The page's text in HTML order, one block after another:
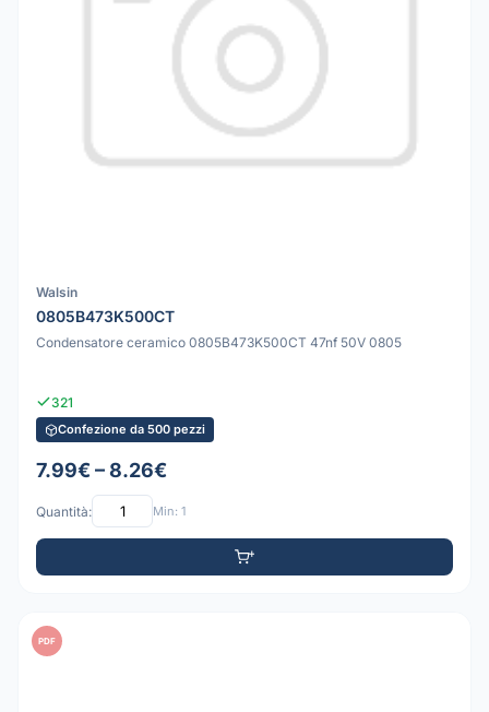
Walsin
0805B473K500CT
Condensatore ceramico 0805B473K500CT 47nf 50V 0805
321
Confezione da 500 pezzi
7.99€ – 8.26€
Quantità: Min: 1
PDF